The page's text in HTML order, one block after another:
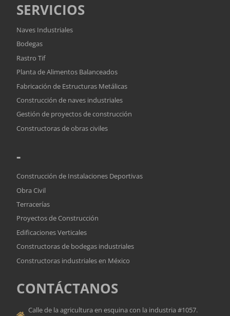
SERVICIOS
Naves Industriales
Bodegas
Rastro Tif
Planta de Alimentos Balanceados
Fabricación de Estructuras Metálicas
Construcción de naves industriales
Gestión de proyectos de construcción
Constructoras de obras civiles
-
Construcción de Instalaciones Deportivas
Obra Civil
Terracerías
Proyectos de Construcción
Edificaciones Verticales
Constructoras de bodegas industriales
Constructoras industriales en México
CONTÁCTANOS
Calle de la agricultura en esquina con la industria #1057.